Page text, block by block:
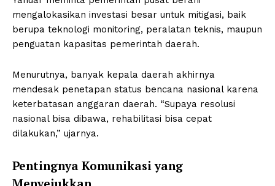
mengalokasikan investasi besar untuk mitigasi, baik
berupa teknologi monitoring, peralatan teknis, maupun
penguatan kapasitas pemerintah daerah.
Menurutnya, banyak kepala daerah akhirnya
mendesak penetapan status bencana nasional karena
keterbatasan anggaran daerah. “Supaya resolusi
nasional bisa dibawa, rehabilitasi bisa cepat
dilakukan,” ujarnya.
Pentingnya Komunikasi yang